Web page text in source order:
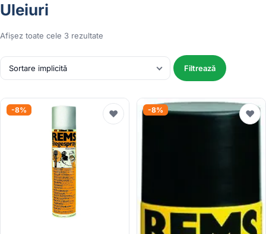
Uleiuri
Afișez toate cele 3 rezultate
Filtrează
-8% ♥ -8% ♥